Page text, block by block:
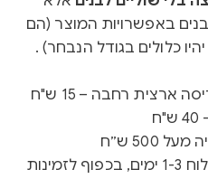
באפשרויות המוצר (הם
כלולים בגודל הנבחר) .
ארצית רחבה – 15 ש"ח
ש״ח
זמן ייצור 3-5 ימים + זמן משלוח 1-3 ימים, בכפוף לזמינות